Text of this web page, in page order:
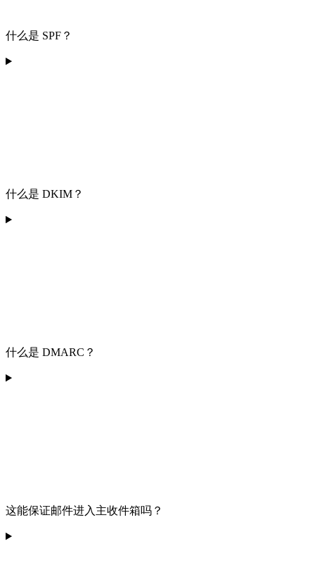
什么是 SPF？
什么是 DKIM？
什么是 DMARC？
这能保证邮件进入主收件箱吗？